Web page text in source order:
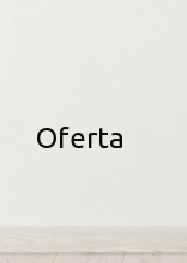
Oferta